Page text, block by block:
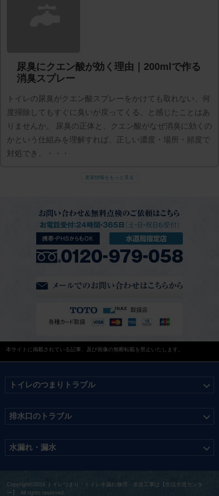
尿臭にクエン酸が効く理由｜200mlで作る
消臭スプレー
トイレの尿臭がクエン酸スプレーをかけても取れない、何
度掃除してもすぐに臭いが戻ってくる、と感じたことはあ
りませんか。 尿臭の正体と、クエン酸がなぜ消臭に効くの
かという仕組みを理解すれば、正しい濃度・場所・頻度で
対処でき、・・・
更新情報をもっと見る
本サイトに掲載されている記事、及び画像の無断転載を禁止いたします。
トイレのつまりトラブル
排水口のトラブル
水漏れ・漏水
Copyright©2016 トイレつまり・トイレ水漏れ修理・水道工事は【生活水道センタ
ー】. All rights reserved.